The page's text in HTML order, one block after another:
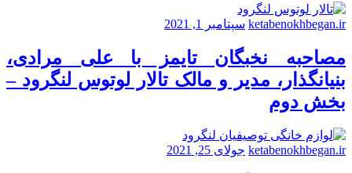
ketabenokhbegan.ir سپتامبر 1, 2021
مصاحبه نخبگان تایمز با علی مرادی،
بنیانگذار، مدیر و مالک تالار لوتوس لنگرود –
بخش دوم
ketabenokhbegan.ir جولای 25, 2021